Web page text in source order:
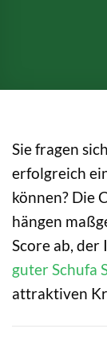
Sie fragen
erfolgreich
können? Die
hängen
Score ab,
guter Schufa
attraktiven